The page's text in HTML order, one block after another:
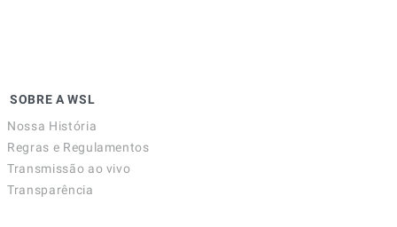
SOBRE A WSL
Nossa História
Regras e Regulamentos
Transmissão ao vivo
Transparência